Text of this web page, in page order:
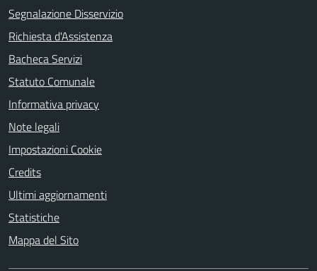
Segnalazione Disservizio
Richiesta d'Assistenza
Bacheca Servizi
Statuto Comunale
Informativa privacy
Note legali
Impostazioni Cookie
Credits
Ultimi aggiornamenti
Statistiche
Mappa del Sito